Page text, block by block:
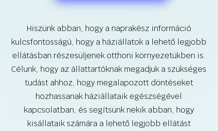
Hiszünk abban, hogy a naprakész információ
kulcsfontosságú, hogy a háziállatok a lehető legjobb
ellátásban részesüljenek otthoni környezetükben is.
Célunk, hogy az állattartóknak megadjuk a szükséges
tudást ahhoz, hogy megalapozott döntéseket
hozhassanak háziállataik egészségével
kapcsolatban, és segítsünk nekik abban, hogy
kisállataik számára a lehető legjobb ellátást